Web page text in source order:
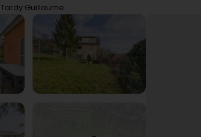
Tardy Guillaume